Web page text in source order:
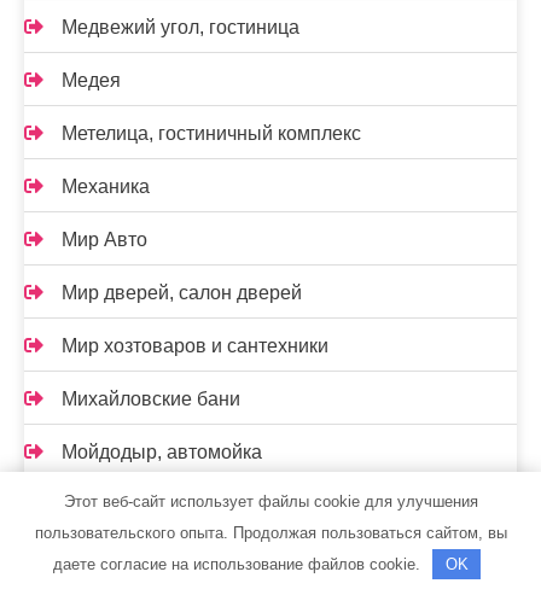
Медвежий угол, гостиница
Медея
Метелица, гостиничный комплекс
Механика
Мир Авто
Мир дверей, салон дверей
Мир хозтоваров и сантехники
Михайловские бани
Мойдодыр, автомойка
Морская феерия, гостевой комплекс
Муниципальные бани, компания
Этот веб-сайт использует файлы cookie для улучшения
пользовательского опыта. Продолжая пользоваться сайтом, вы
даете согласие на использование файлов cookie.
OK